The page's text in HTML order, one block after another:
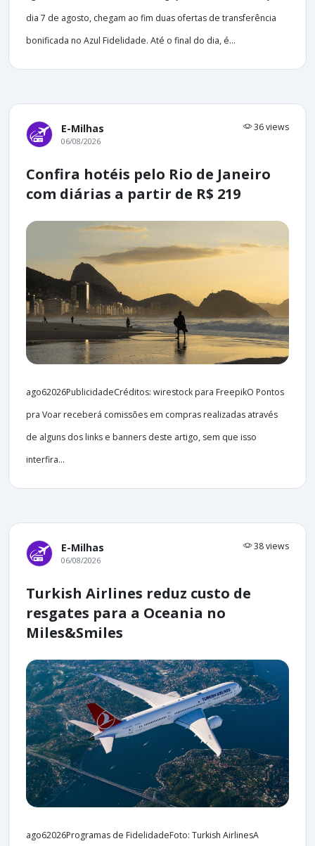
dia 7 de agosto, chegam ao fim duas ofertas de transferência
bonificada no Azul Fidelidade. Até o final do dia, é...
E-Milhas 36 views
06/08/2026
Confira hotéis pelo Rio de Janeiro
com diárias a partir de R$ 219
ago62026PublicidadeCréditos: wirestock para FreepikO Pontos
pra Voar receberá comissões em compras realizadas através
de alguns dos links e banners deste artigo, sem que isso
interfira...
E-Milhas 38 views
06/08/2026
Turkish Airlines reduz custo de
resgates para a Oceania no
Miles&Smiles
ago62026Programas de FidelidadeFoto: Turkish AirlinesA